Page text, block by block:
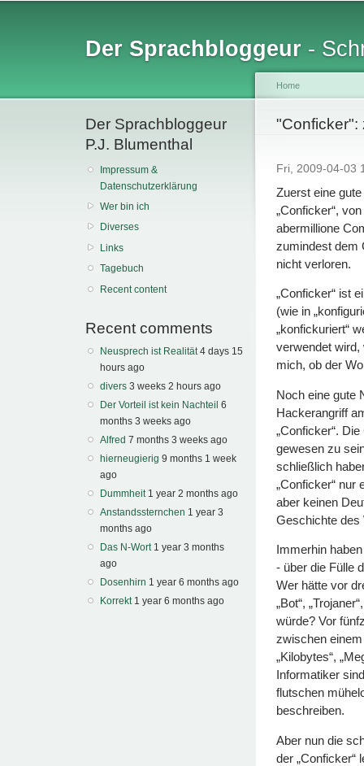
Der Sprachbloggeur -
Der Sprachbloggeur
P.J. Blumenthal
Impressum &
Datenschutzerklärung
Wer bin ich
Diverses
Links
Tagebuch
Recent content
Recent comments
Neusprech ist Realität 4 days 15
hours ago
divers 3 weeks 2 hours ago
Der Vorteil ist kein Nachteil 6
months 3 weeks ago
Alfred 7 months 3 weeks ago
hierneugierig 9 months 1 week
ago
Dummheit 1 year 2 months ago
Anstandssternchen 1 year 3
months ago
Das N-Wort 1 year 3 months
ago
Dosenhirn 1 year 6 months ago
Korrekt 1 year 6 months ago
You are
Home
"Conficker":
Fri, 2009-04-
Zuerst eine
„Conficker“,
abermillione
zumindest dem
nicht verloren.
„Conficker“ ist
(wie in
„konfickuriert“
verwendet
mich, ob der
Noch eine gute
Hackerangriff
„Conficker“.
gewesen zu
schließlich
„Conficker“ nur
aber keinen
Geschichte des
Immerhin
- über die Fülle
Wer hätte vor
„Bot“,
würde? Vor
zwischen einem
„Kilobytes“,
Informatiker
flutschen
beschreiben.
Aber nun die
der „Conficker“